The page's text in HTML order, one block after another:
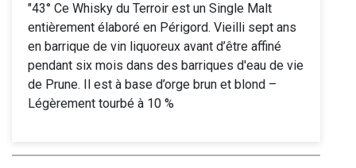
"43° Ce Whisky du Terroir est un Single Malt
entièrement élaboré en Périgord. Vieilli sept ans
en barrique de vin liquoreux avant d’être affiné
pendant six mois dans des barriques d'eau de vie
de Prune. Il est à base d’orge brun et blond –
Légèrement tourbé à 10 %